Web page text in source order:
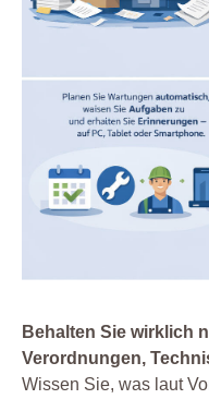
Behalten Sie wirklich
Verordnungen,
Wissen Sie, was laut